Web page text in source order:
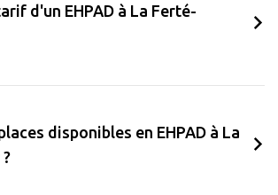
d'un EHPAD à La Ferté-
disponibles en EHPAD à La